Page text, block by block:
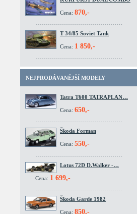
Cena: 870,-
T 34/85 Soviet Tank
Cena: 1 850,-
NEJPRODÁVANĚJŠÍ MODELY
Tatra T600 TATRAPLAN…
Cena: 650,-
Škoda Forman
Cena: 550,-
Lotus 72D D.Walker -…
Cena: 1 699,-
Škoda Garde 1982
Cena: 850,-